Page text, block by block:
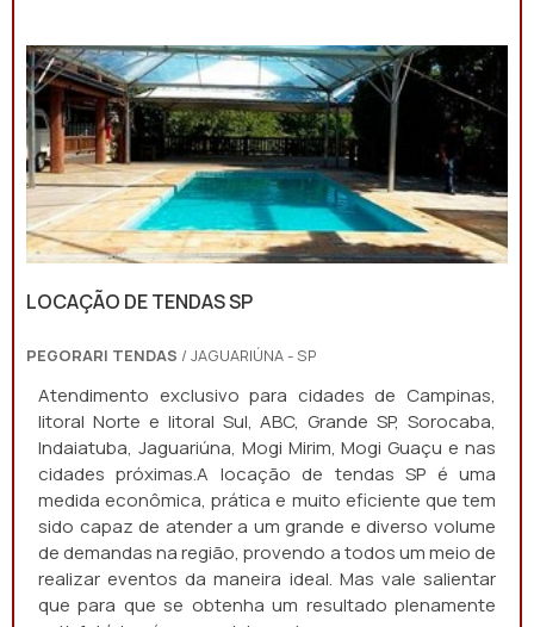
LOCAÇÃO DE TENDAS SP
PEGORARI TENDAS / JAGUARIÚNA - SP
Atendimento exclusivo para cidades de Campinas,
litoral Norte e litoral Sul, ABC, Grande SP, Sorocaba,
Indaiatuba, Jaguariúna, Mogi Mirim, Mogi Guaçu e nas
cidades próximas.A locação de tendas SP é uma
medida econômica, prática e muito eficiente que tem
sido capaz de atender a um grande e diverso volume
de demandas na região, provendo a todos um meio de
realizar eventos da maneira ideal. Mas vale salientar
que para que se obtenha um resultado plenamente